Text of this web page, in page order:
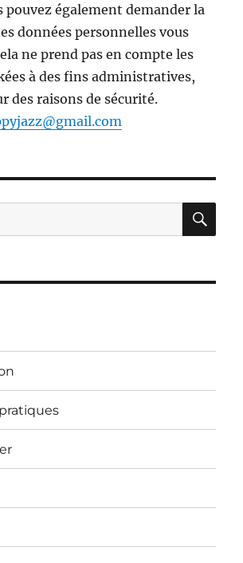
pouvez également demander la
données personnelles vous
ne prend pas en compte les
à des fins administratives,
des raisons de sécurité.